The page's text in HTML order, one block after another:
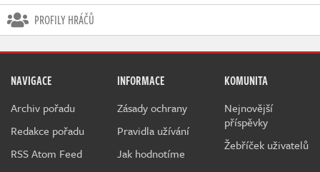
PROFILY HRÁČŮ
NAVIGACE
Archiv pořadu
Redakce pořadu
RSS Atom Feed
INFORMACE
Zásady ochrany
Pravidla užívání
Jak hodnotíme
KOMUNITA
Nejnovější
příspěvky
Žebříček uživatelů